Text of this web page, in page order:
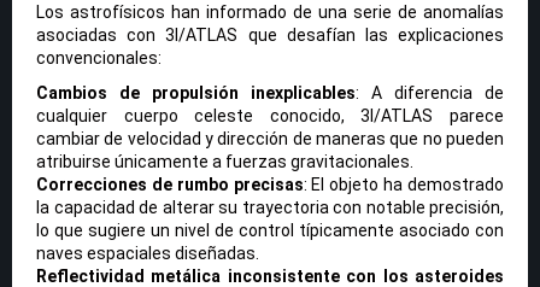
Los astrofísicos han informado de una serie de anomalías
asociadas con 3I/ATLAS que desafían las explicaciones
convencionales:
Cambios de propulsión inexplicables: A diferencia de
cualquier cuerpo celeste conocido, 3I/ATLAS parece
cambiar de velocidad y dirección de maneras que no pueden
atribuirse únicamente a fuerzas gravitacionales.
Correcciones de rumbo precisas: El objeto ha demostrado
la capacidad de alterar su trayectoria con notable precisión,
lo que sugiere un nivel de control típicamente asociado con
naves espaciales diseñadas.
Reflectividad metálica inconsistente con los asteroides